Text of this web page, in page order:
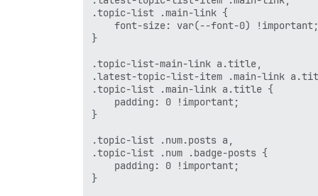
.topic-list .main-link {
    font-size: var(--font-0) !important;
}
.topic-list-main-link a.title,
.latest-topic-list-item .main-link
.topic-list .main-link a.title {
    padding: 0 !important;
}
.topic-list .num.posts a,
.topic-list .num .badge-posts {
    padding: 0 !important;
}